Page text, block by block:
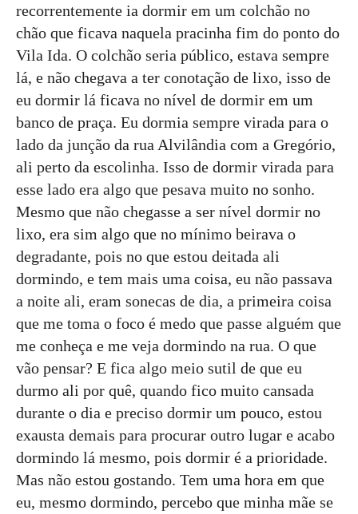
recorrentemente ia dormir em um colchão no
chão que ficava naquela pracinha fim do ponto do
Vila Ida. O colchão seria público, estava sempre
lá, e não chegava a ter conotação de lixo, isso de
eu dormir lá ficava no nível de dormir em um
banco de praça. Eu dormia sempre virada para o
lado da junção da rua Alvilândia com a Gregório,
ali perto da escolinha. Isso de dormir virada para
esse lado era algo que pesava muito no sonho.
Mesmo que não chegasse a ser nível dormir no
lixo, era sim algo que no mínimo beirava o
degradante, pois no que estou deitada ali
dormindo, e tem mais uma coisa, eu não passava
a noite ali, eram sonecas de dia, a primeira coisa
que me toma o foco é medo que passe alguém que
me conheça e me veja dormindo na rua. O que
vão pensar? E fica algo meio sutil de que eu
durmo ali por quê, quando fico muito cansada
durante o dia e preciso dormir um pouco, estou
exausta demais para procurar outro lugar e acabo
dormindo lá mesmo, pois dormir é a prioridade.
Mas não estou gostando. Tem uma hora em que
eu, mesmo dormindo, percebo que minha mãe se